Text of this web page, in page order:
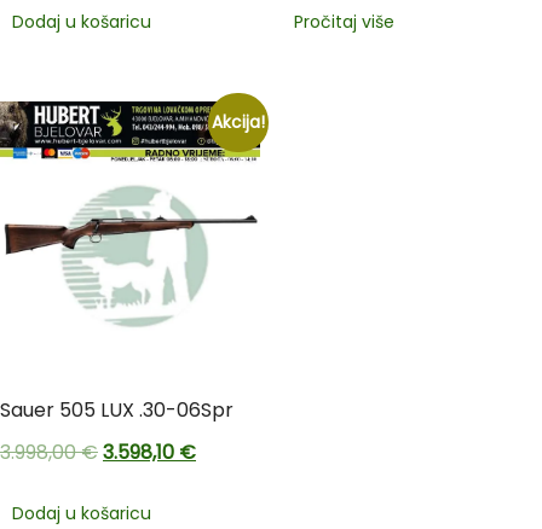
Dodaj u košaricu Pročitaj više
Akcija!
Sauer 505 LUX .30-06Spr
3.998,00€3.598,10 €
Dodaj u košaricu